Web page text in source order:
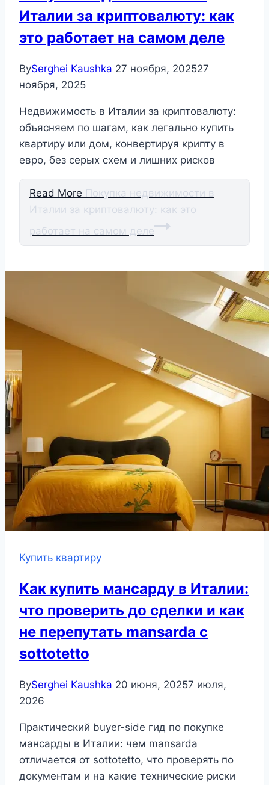
Италии за криптовалюту: как
это работает на самом деле
BySerghei Kaushka 27 ноября, 202527
ноября, 2025
Недвижимость в Италии за криптовалюту:
объясняем по шагам, как легально купить
квартиру или дом, конвертируя крипту в
евро, без серых схем и лишних рисков
Read More Покупка недвижимости в
Италии за криптовалюту: как это
работает на самом деле
Купить квартиру
Как купить мансарду в Италии:
что проверить до сделки и как
не перепутать mansarda с
sottotetto
BySerghei Kaushka 20 июня, 20257 июля,
2026
Практический buyer-side гид по покупке
мансарды в Италии: чем mansarda
отличается от sottotetto, что проверять по
документам и на какие технические риски